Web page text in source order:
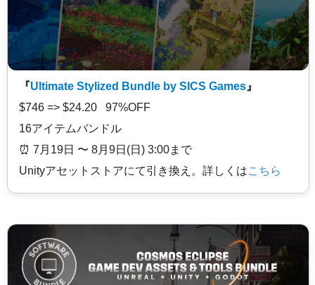
『Ultimate Stylized Bundle by SICS Games 』
$746 => $24.20 97%OFF
16アイテムバンドル
⏰️ 7月19日 〜 8月9日(日) 3:00まで
Unityアセットストアにて引き換え。詳しくはこちら